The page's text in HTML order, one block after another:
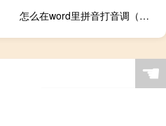
怎么在word里拼音打音调（如何将汉语拼音带音调的打在word上）
☚